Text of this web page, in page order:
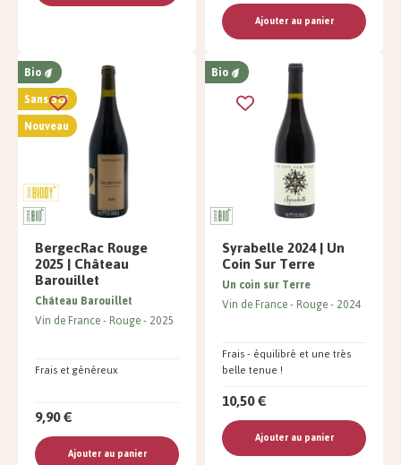
Ajouter au panier
Bio
Sans SO²
Nouveau
BergecRac Rouge
2025 | Château
Barouillet
Frais et généreux
Château Barouillet
Vin de France Rouge 2025
9,90 €
Ajouter au panier
Bio
Syrabelle 2024 | Un
Coin Sur Terre
Frais - équilibré et une très
belle tenue !
Un coin sur Terre
Vin de France Rouge 2024
10,50 €
Ajouter au panier